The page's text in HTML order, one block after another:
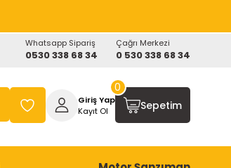
Whatsapp Sipariş
0530 338 68 34
Çağrı Merkezi
0 530 338 68 34
Giriş Yap
Kayıt Ol
Sepetim
0